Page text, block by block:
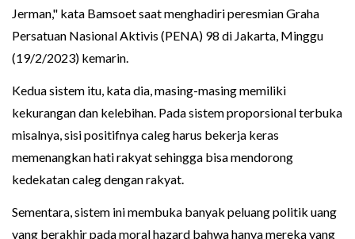
Jerman," kata Bamsoet saat menghadiri peresmian Graha
Persatuan Nasional Aktivis (PENA) 98 di Jakarta, Minggu
(19/2/2023) kemarin.
Kedua sistem itu, kata dia, masing-masing memiliki
kekurangan dan kelebihan. Pada sistem proporsional terbuka
misalnya, sisi positifnya caleg harus bekerja keras
memenangkan hati rakyat sehingga bisa mendorong
kedekatan caleg dengan rakyat.
Sementara, sistem ini membuka banyak peluang politik uang
yang berakhir pada moral hazard bahwa hanya mereka yang